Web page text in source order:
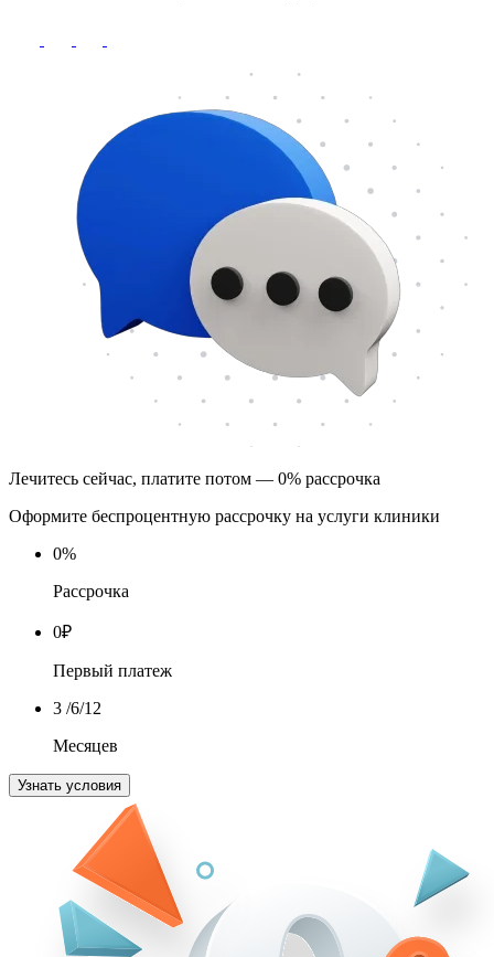
Лечитесь сейчас, платите потом — 0% рассрочка
Оформите беспроцентную рассрочку на услуги клиники
0%
Рассрочка
0₽
Первый платеж
3 /6/12
Месяцев
Узнать условия